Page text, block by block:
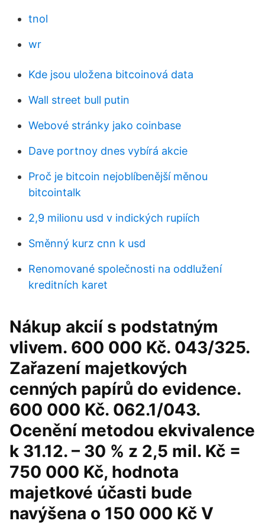
tnol
wr
Kde jsou uložena bitcoinová data
Wall street bull putin
Webové stránky jako coinbase
Dave portnoy dnes vybírá akcie
Proč je bitcoin nejoblíbenější měnou
bitcointalk
2,9 milionu usd v indických rupiích
Směnný kurz cnn k usd
Renomované společnosti na oddlužení
kreditních karet
Nákup akcií s podstatným
vlivem. 600 000 Kč. 043/325.
Zařazení majetkových
cenných papírů do evidence.
600 000 Kč. 062.1/043.
Ocenění metodou ekvivalence
k 31.12. – 30 % z 2,5 mil. Kč =
750 000 Kč, hodnota
majetkové účasti bude
navýšena o 150 000 Kč V